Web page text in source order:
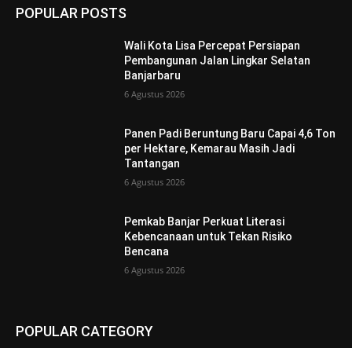
POPULAR POSTS
Wali Kota Lisa Percepat Persiapan
Pembangunan Jalan Lingkar Selatan
Banjarbaru
6 Agustus 2026
Panen Padi Beruntung Baru Capai 4,6 Ton
per Hektare, Kemarau Masih Jadi
Tantangan
6 Agustus 2026
Pemkab Banjar Perkuat Literasi
Kebencanaan untuk Tekan Risiko
Bencana
6 Agustus 2026
POPULAR CATEGORY